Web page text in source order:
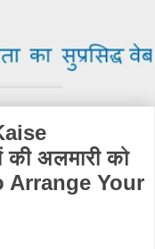
अलमारी को
Arrange Your